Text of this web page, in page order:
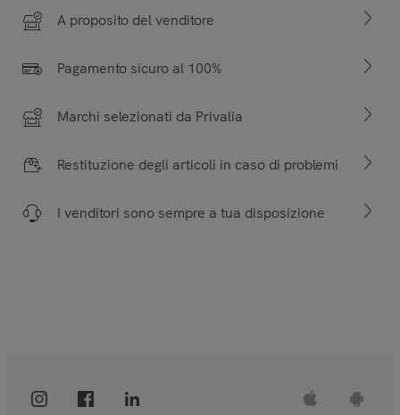
A proposito del venditore
Pagamento sicuro al 100%
Marchi selezionati da Privalia
Restituzione degli articoli in caso di problemi
I venditori sono sempre a tua disposizione